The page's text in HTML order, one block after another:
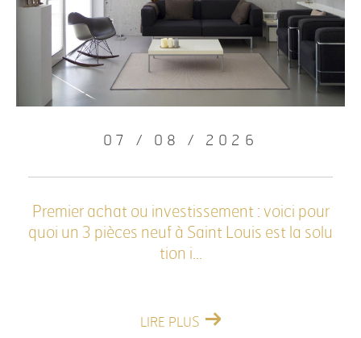
07 / 08 / 2026
Premier achat ou investissement : voici pour
quoi un 3 pièces neuf à Saint Louis est la solu
tion i...
LIRE PLUS